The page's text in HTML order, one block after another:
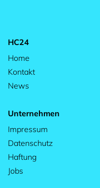
HC24
Home
Kontakt
News
Unternehmen
Impressum
Datenschutz
Haftung
Jobs